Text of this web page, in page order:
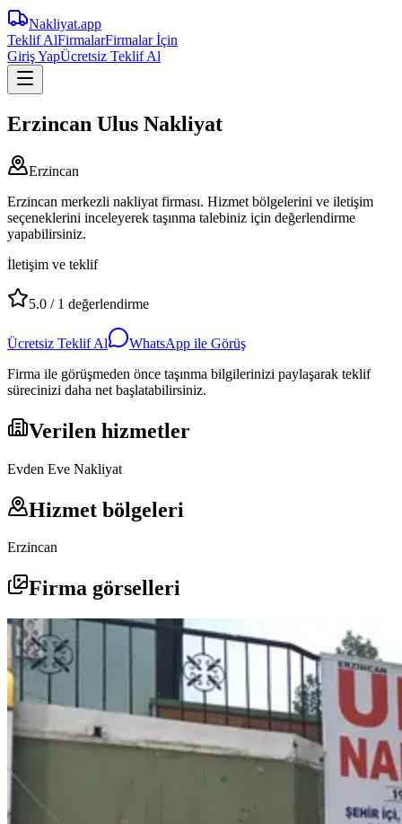
Nakliyat.app
Teklif AlFirmalarFirmalar İçin
Giriş YapÜcretsiz Teklif Al
Erzincan Ulus Nakliyat
Erzincan
Erzincan merkezli nakliyat firması. Hizmet bölgelerini ve iletişim
seçeneklerini inceleyerek taşınma talebiniz için değerlendirme
yapabilirsiniz.
İletişim ve teklif
5.0 / 1 değerlendirme
Ücretsiz Teklif Al
WhatsApp ile Görüş
Firma ile görüşmeden önce taşınma bilgilerinizi paylaşarak teklif
sürecinizi daha net başlatabilirsiniz.
Verilen hizmetler
Evden Eve Nakliyat
Hizmet bölgeleri
Erzincan
Firma görselleri